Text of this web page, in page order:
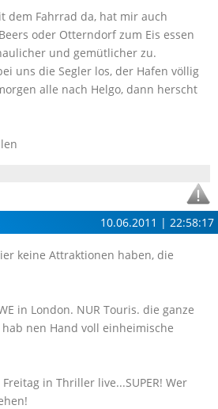
dem Fahrrad da, hat mir auch
oder Otterndorf zum Eis essen
und gemütlicher zu.
uns die Segler los, der Hafen völlig
alle nach Helgo, dann herscht
10.06.2011 | 22:58:17
keine Attraktionen haben, die
in London. NUR Touris. die ganze
nen Hand voll einheimische
in Thriller live...SUPER! Wer